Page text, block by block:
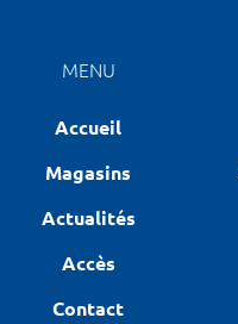
MENU
Accueil
Magasins
Actualités
Accès
Contact